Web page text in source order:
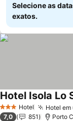
Selecione as
exatos.
3 EstrelasHotel Hotel
Hotel Isola Lo
7,0 851 Porto